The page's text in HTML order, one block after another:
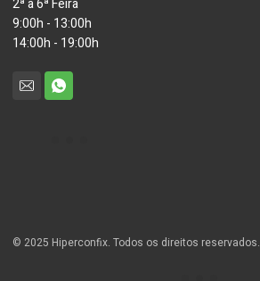
2ª a 6ª Feira
9:00h - 13:00h
14:00h - 19:00h
© 2025 Hiperconfix. Todos os direitos reservados.